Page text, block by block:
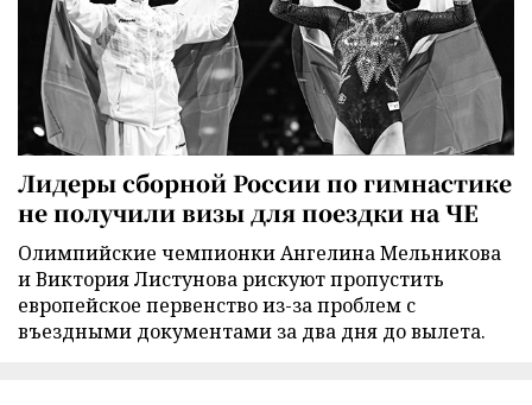
Лидеры сборной России по гимнастике
не получили визы для поездки на ЧЕ
Олимпийские чемпионки Ангелина Мельникова
и Виктория Листунова рискуют пропустить
европейское первенство из-за проблем с
въездными документами за два дня до вылета.